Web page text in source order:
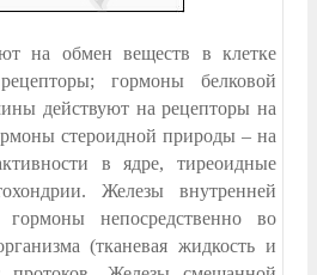
на обмен веществ в клетке
гормоны белковой
действуют на рецепторы на
стероидной природы – на
в ядре, тиреоидные
Железы внутренней
непосредственно во
(тканевая жидкость и